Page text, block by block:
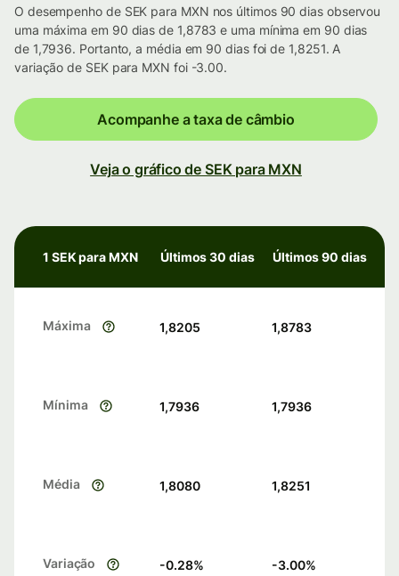
O desempenho de SEK para MXN nos últimos 90 dias observou
uma máxima em 90 dias de 1,8783 e uma mínima em 90 dias
de 1,7936. Portanto, a média em 90 dias foi de 1,8251. A
variação de SEK para MXN foi -3.00.
Acompanhe a taxa de câmbio
Veja o gráfico de SEK para MXN
1 SEK para MXN Últimos 30 dias Últimos 90 dias
Máxima 1,8205 1,8783
Mínima 1,7936 1,7936
Média 1,8080 1,8251
Variação -0.28% -3.00%